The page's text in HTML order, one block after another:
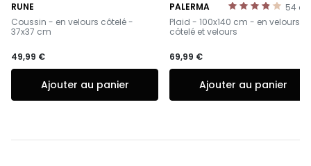
RUNE
-
Coussin - en velours côtelé -
37x37 cm
49,99 €
Ajouter au panier
54
PALERMA
-
Plaid - 100x140 cm - en velours
côtelé et velours
69,99 €
Ajouter au panier